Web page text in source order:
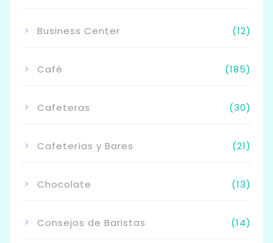
Business Center (12)
Café (185)
Cafeteras (30)
Cafeterías y Bares (21)
Chocolate (13)
Consejos de Baristas (14)